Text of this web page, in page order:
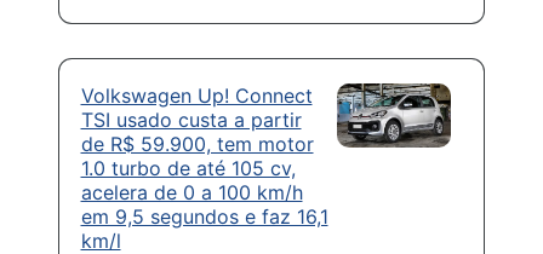
Volkswagen Up! Connect
TSI usado custa a partir
de R$ 59.900, tem motor
1.0 turbo de até 105 cv,
acelera de 0 a 100 km/h
em 9,5 segundos e faz 16,1
km/l